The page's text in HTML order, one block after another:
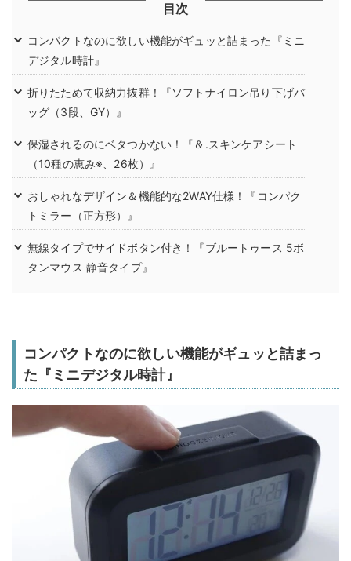
目次
コンパクトなのに欲しい機能がギュッと詰まった『ミニ
デジタル時計』
折りたためて収納力抜群！『ソフトナイロン吊り下げバ
ッグ（3段、GY）』
保湿されるのにベタつかない！『＆.スキンケアシート
（10種の恵み※、26枚）』
おしゃれなデザイン＆機能的な2WAY仕様！『コンパク
トミラー（正方形）』
無線タイプでサイドボタン付き！『ブルートゥース 5ボ
タンマウス 静音タイプ』
コンパクトなのに欲しい機能がギュッと詰まっ
た『ミニデジタル時計』